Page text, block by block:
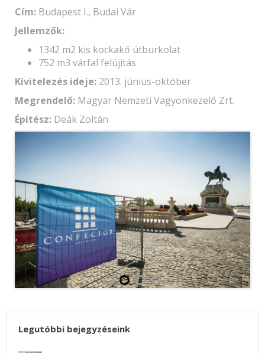
Cím: Budapest I., Budai Vár
Jellemzők:
1342 m2 kis kockakő útburkolat
752 m3 várfal felújítás
Kivitelezés ideje: 2013. június-október
Megrendelő: Magyar Nemzeti Vagyonkezelő Zrt.
Építész: Deák Zoltán
Legutóbbi bejegyzéseink